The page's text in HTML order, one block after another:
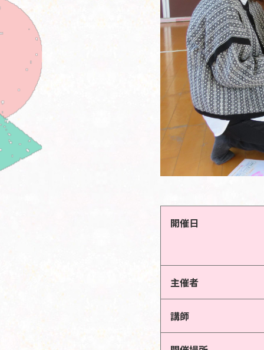
開催日
主催者
講師